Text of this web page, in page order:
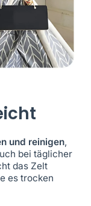
und reinigen,
bei täglicher
das Zelt
es trocken